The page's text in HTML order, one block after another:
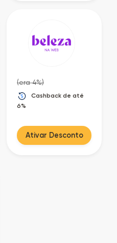
(era 4%)
Cashback de até
6%
Ativar Desconto